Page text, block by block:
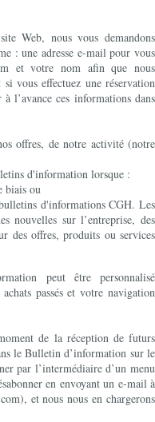
Web, nous vous demandons
: une adresse e-mail pour vous
et votre nom afin que nous
vous effectuez une réservation
l’avance ces informations dans
offres, de notre activité (notre
d'information lorsque :
biais ou
d'informations CGH. Les
nouvelles sur l’entreprise, des
des offres, produits ou services
peut être personnalisé
passés et votre navigation
de la réception de futurs
le Bulletin d’information sur le
par l’intermédiaire d’un menu
en envoyant un e-mail à
et nous nous en chargerons